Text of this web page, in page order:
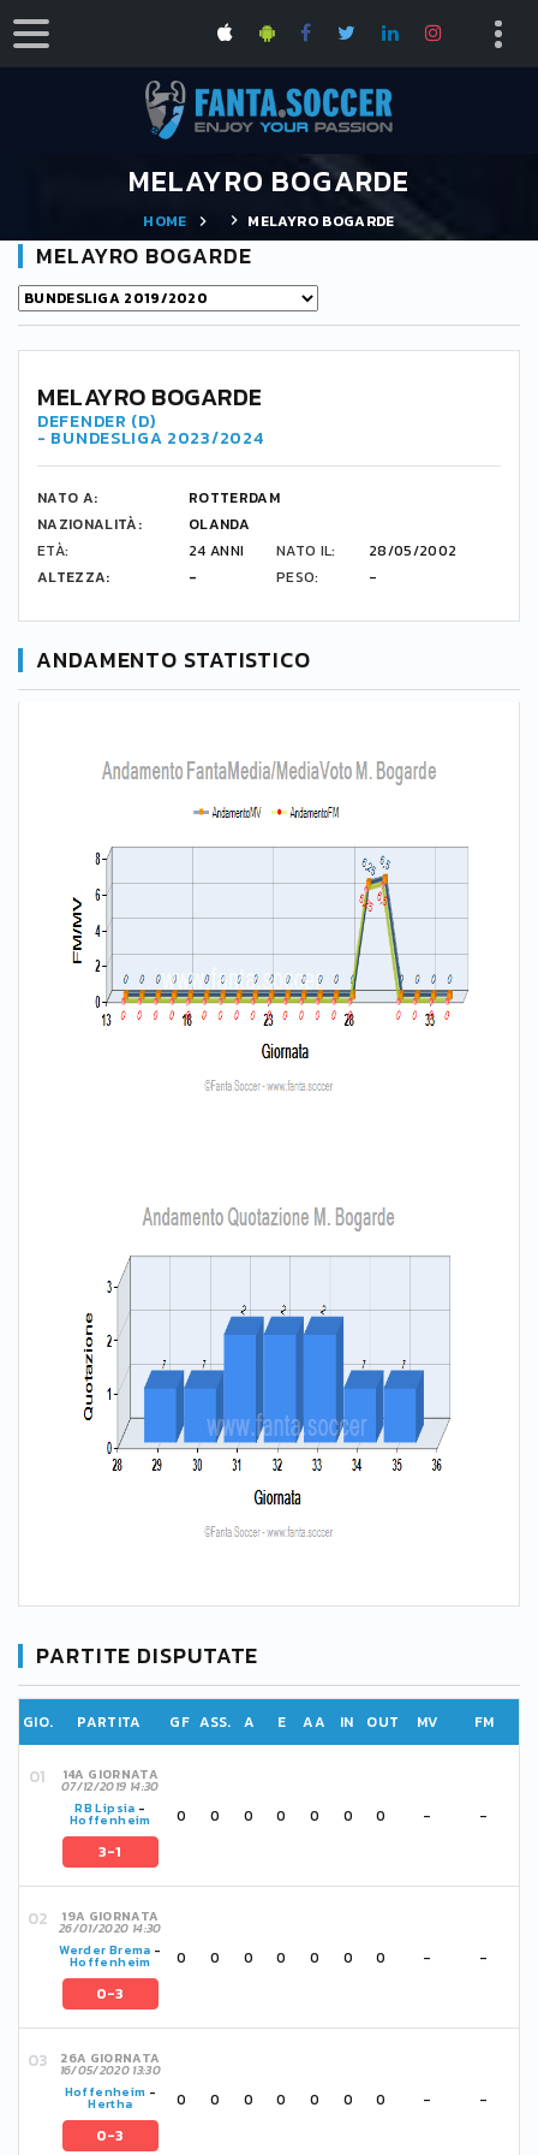
MELAYRO BOGARDE
HOME MELAYRO BOGARDE
MELAYRO BOGARDE
MELAYRO BOGARDE
DEFENDER (D)
- BUNDESLIGA 2023/2024
NATO A:
ROTTERDAM
NAZIONALITÀ:
OLANDA
ETÀ:
24 ANNI NATO IL:
28/05/2002
ALTEZZA:
- PESO: -
ANDAMENTO STATISTICO
PARTITE DISPUTATE
GIO. PARTITA GF ASS. A E AA IN OUT MV FM
14A GIORNATA
07/12/2019 14:30
RB Lipsia -
Hoffenheim
3-1
0 0 0 0 0 0 0 - -
19A GIORNATA
26/01/2020 14:30
Werder Brema -
Hoffenheim
0-3
0 0 0 0 0 0 0 - -
26A GIORNATA
16/05/2020 13:30
Hoffenheim -
Hertha
0-3
0 0 0 0 0 0 0 - -